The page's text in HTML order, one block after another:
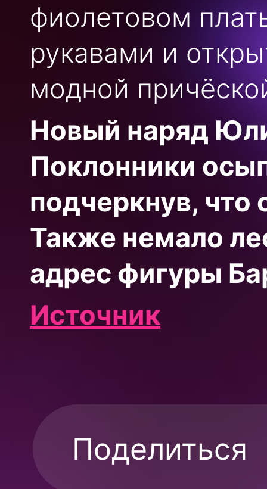
фиолетовом
рукавами и
модной
Новый наряд
Поклонники
подчеркнув, что
Также немало
адрес фигуры
Источник
Поделиться